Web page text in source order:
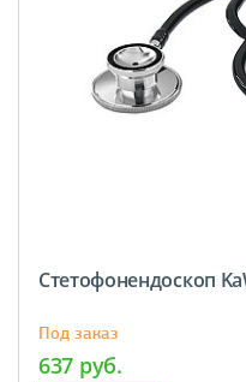
Стетофонендоскоп
Под заказ
637 руб.